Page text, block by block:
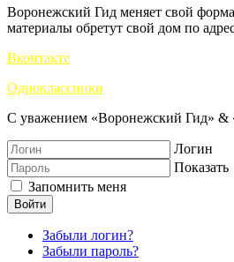
Воронежский Гид меняет свой
материалы обретут свой дом по
Вконтакте
Одноклассники
С уважением «Воронежский Гид» &
Логин
Показать
Запомнить меня
Войти
Забыли логин?
Забыли пароль?